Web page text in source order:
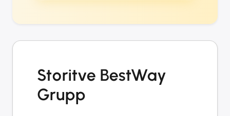
Storitve BestWay
Grupp